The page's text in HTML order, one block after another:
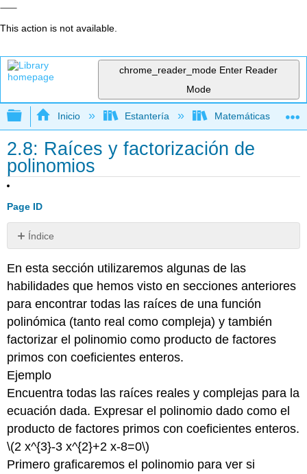
This action is not available.
chrome_reader_mode Enter Reader
Mode
Expandir/contraer jerarquía global
Inicio Estantería Matemáticas
2.8: Raíces y factorización de
polinomios
Page ID
Índice
Sin
En esta sección utilizaremos algunas de las
habilidades que hemos visto en secciones anteriores
para encontrar todas las raíces de una función
polinómica (tanto real como compleja) y también
factorizar el polinomio como producto de factores
primos con coeficientes enteros.
Ejemplo
Encuentra todas las raíces reales y complejas para la
ecuación dada. Expresar el polinomio dado como el
producto de factores primos con coeficientes enteros.
\(2 x^{3}-3 x^{2}+2 x-8=0\)
Primero graficaremos el polinomio para ver si